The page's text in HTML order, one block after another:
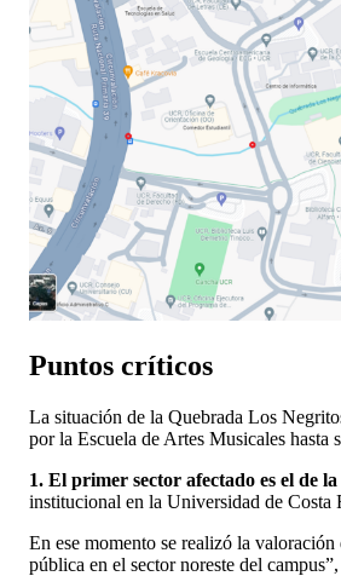
Puntos críticos
La situación de la Quebrada Los
por la Escuela de Artes Musicales
1. El primer sector afectado es el de
institucional en la Universidad de
En ese momento se realizó la
pública en el sector noreste del